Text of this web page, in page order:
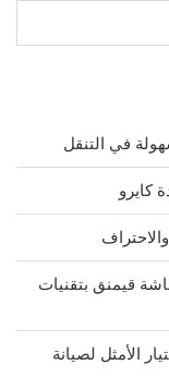
في التنقل
كايرو
قيمنق بتقنيات
الأمثل لصيانة